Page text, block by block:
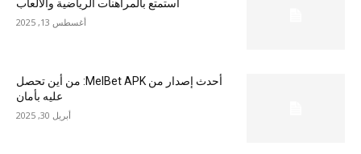
استمتع بالمراهنات الرياضية والألعاب
أغسطس 13, 2025
أحدث إصدار من MelBet APK: من أين تحصل
عليه بأمان
أبريل 30, 2025